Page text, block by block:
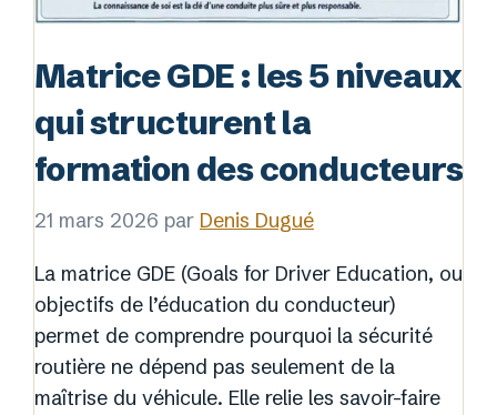
Matrice GDE : les 5 niveaux
qui structurent la
formation des conducteurs
21 mars 2026 par Denis Dugué
La matrice GDE (Goals for Driver Education, ou
objectifs de l’éducation du conducteur)
permet de comprendre pourquoi la sécurité
routière ne dépend pas seulement de la
maîtrise du véhicule. Elle relie les savoir-faire